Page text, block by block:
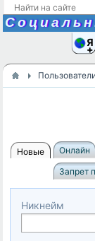
Новые Онлайн
Запрет
Никнейм